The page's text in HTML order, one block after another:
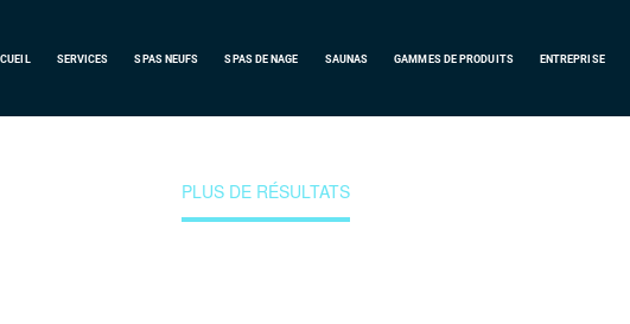
ENTREPRISE
GAMMES DE PRODUITS
SAUNAS
SPAS DE NAGE
SPASNEUFS
SERVICES
PLUS DE RÉSULTATS